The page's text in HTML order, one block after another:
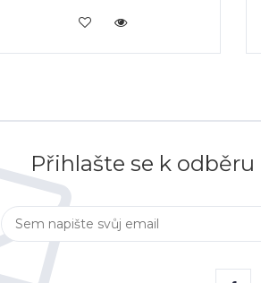
KOUPIT
Přihlašte se k odběru